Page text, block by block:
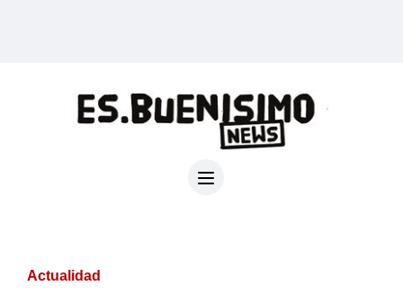
Actualidad